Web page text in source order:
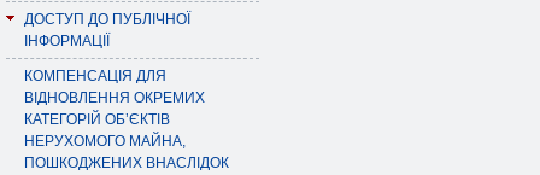
ДОСТУП ДО ПУБЛІЧНОЇ
ІНФОРМАЦІЇ
КОМПЕНСАЦІЯ ДЛЯ
ВІДНОВЛЕННЯ ОКРЕМИХ
КАТЕГОРІЙ ОБ’ЄКТІВ
НЕРУХОМОГО МАЙНА,
ПОШКОДЖЕНИХ ВНАСЛІДОК